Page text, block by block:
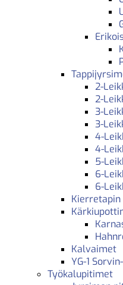
2-
2-
3-
3-
4-
4-
5-
6-
6-
Kalvaimet
YG-1
Työkalupitimet